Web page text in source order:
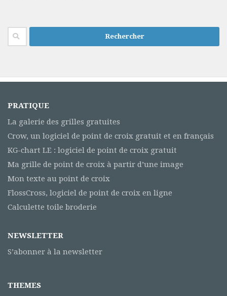
Rechercher :
PRATIQUE
La galerie des grilles gratuites
Crow, un logiciel de point de croix gratuit et en français
KG-chart LE : logiciel de point de croix gratuit
Ma grille de point de croix à partir d’une image
Mon texte au point de croix
FlossCross, logiciel de point de croix en ligne
Calculette toile broderie
NEWSLETTER
S’abonner à la newsletter
THEMES